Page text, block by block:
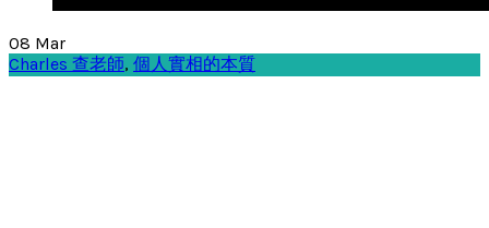
08 Mar
Charles 查老師, 個人實相的本質